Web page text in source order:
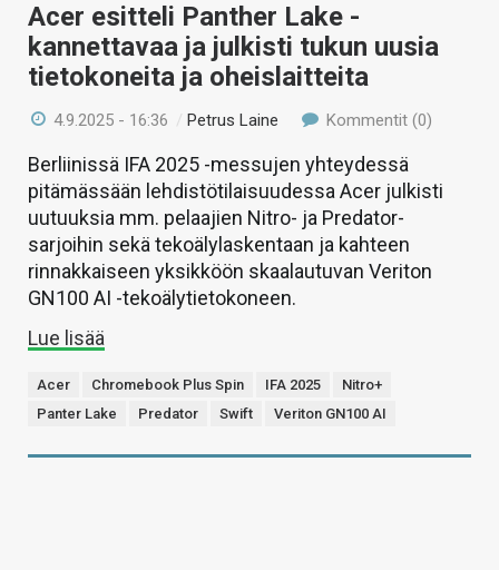
HAKU
Acer esitteli Panther Lake -
kannettavaa ja julkisti tukun uusia
tietokoneita ja oheislaitteita
4.9.2025 - 16:36 /Petrus Laine Kommentit (0)
Berliinissä IFA 2025 -messujen yhteydessä
pitämässään lehdistötilaisuudessa Acer julkisti
uutuuksia mm. pelaajien Nitro- ja Predator-
sarjoihin sekä tekoälylaskentaan ja kahteen
rinnakkaiseen yksikköön skaalautuvan Veriton
GN100 AI -tekoälytietokoneen.
Lue lisää
Acer Chromebook Plus Spin IFA 2025
Nitro+
Panter Lake
Predator Swift Veriton GN100 AI